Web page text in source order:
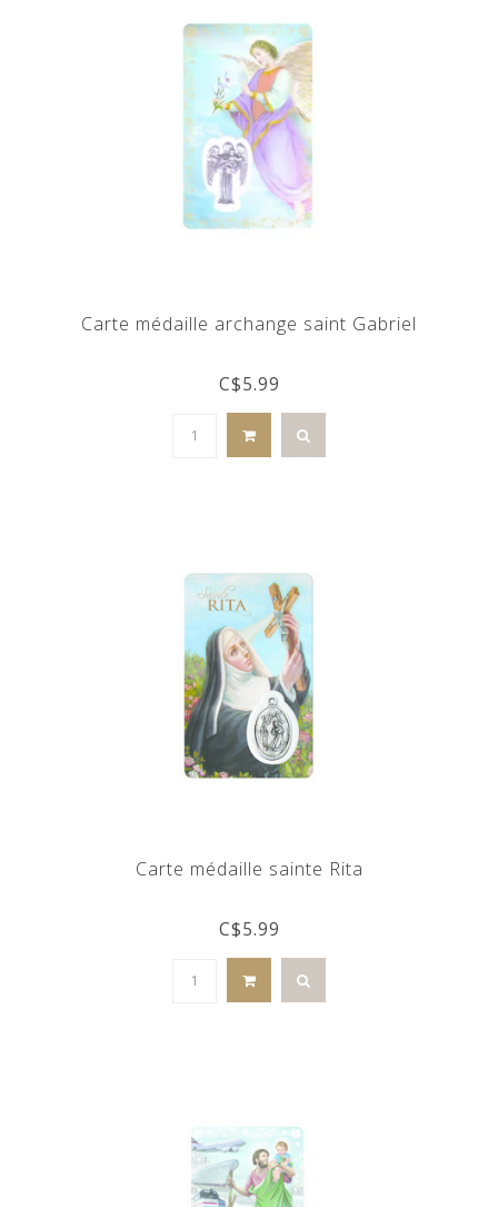
Carte médaille archange saint Gabriel
C$5.99
Carte médaille sainte Rita
C$5.99